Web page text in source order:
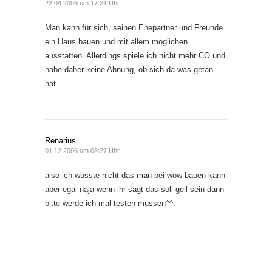
22.04.2006 um 17:21 Uhr
Man kann für sich, seinen Ehepartner und Freunde
ein Haus bauen und mit allem möglichen
ausstatten. Allerdings spiele ich nicht mehr CO und
habe daher keine Ahnung, ob sich da was getan
hat.
Renarius
01.12.2006 um 08:27 Uhr
also ich wüsste nicht das man bei wow bauen kann
aber egal naja wenn ihr sagt das soll geil sein dann
bitte werde ich mal testen müssen^^